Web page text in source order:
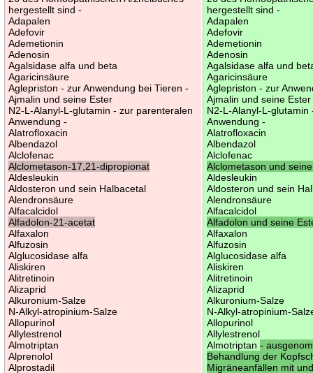
hergestellt sind -
Adapalen
Adefovir
Ademetionin
Adenosin
Agalsidase alfa und beta
Agaricinsäure
Aglepriston - zur Anwendung bei Tieren -
Ajmalin und seine Ester
N2-L-Alanyl-L-glutamin - zur parenteralen
Anwendung -
Alatrofloxacin
Albendazol
Alclofenac
Alclometason-17,21-dipropionat
Aldesleukin
Aldosteron und sein Halbacetal
Alendronsäure
Alfacalcidol
Alfadolon-21-acetat
Alfaxalon
Alfuzosin
Alglucosidase alfa
Aliskiren
Alitretinoin
Alizaprid
Alkuronium-Salze
N-Alkyl-atropinium-Salze
Allopurinol
Allylestrenol
Almotriptan
Alprenolol
Alprostadil
hergestellt sind -
Adapalen
Adefovir
Ademetionin
Adenosin
Agalsidase alfa und
Agaricinsäure
Aglepriston - zur
Ajmalin und seine Ester
N2-L-Alanyl-L-
Anwendung -
Alatrofloxacin
Albendazol
Alclofenac
Alclometason und
Aldesleukin
Aldosteron und sein
Alendronsäure
Alfacalcidol
Alfadolon und seine
Alfaxalon
Alfuzosin
Alglucosidase alfa
Aliskiren
Alitretinoin
Alizaprid
Alkuronium-Salze
N-Alkyl-atropinium-
Allopurinol
Allylestrenol
Almotriptan-
Behandlung der
Migräneanfällen mit